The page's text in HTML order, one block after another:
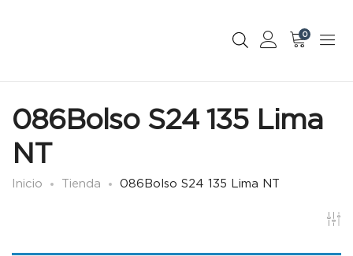
0
086Bolso S24 135 Lima
NT
Inicio Tienda 086Bolso S24 135 Lima NT